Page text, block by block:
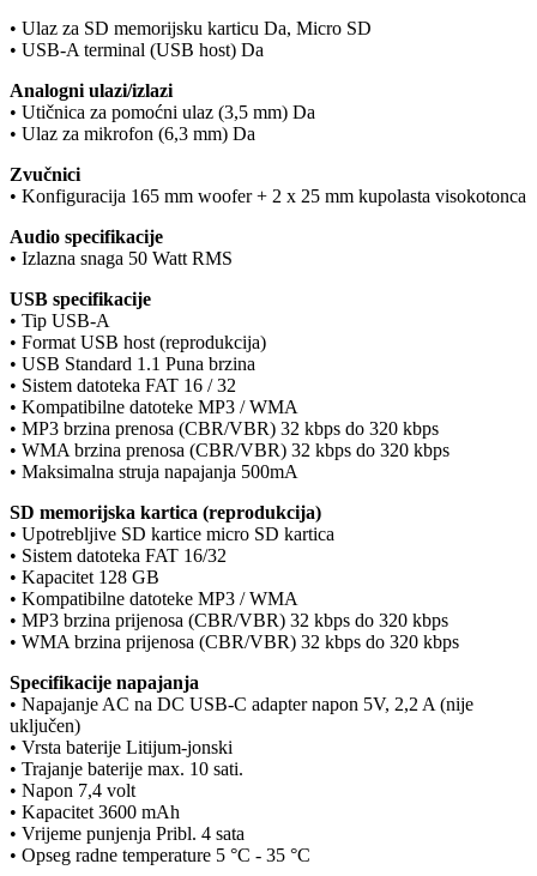
• Ulaz za SD memorijsku karticu Da, Micro SD
• USB-A terminal (USB host) Da
Analogni ulazi/izlazi
• Utičnica za pomoćni ulaz (3,5 mm) Da
• Ulaz za mikrofon (6,3 mm) Da
Zvučnici
• Konfiguracija 165 mm woofer + 2 x 25 mm kupolasta visokotonca
Audio specifikacije
• Izlazna snaga 50 Watt RMS
USB specifikacije
• Tip USB-A
• Format USB host (reprodukcija)
• USB Standard 1.1 Puna brzina
• Sistem datoteka FAT 16 / 32
• Kompatibilne datoteke MP3 / WMA
• MP3 brzina prenosa (CBR/VBR) 32 kbps do 320 kbps
• WMA brzina prenosa (CBR/VBR) 32 kbps do 320 kbps
• Maksimalna struja napajanja 500mA
SD memorijska kartica (reprodukcija)
• Upotrebljive SD kartice micro SD kartica
• Sistem datoteka FAT 16/32
• Kapacitet 128 GB
• Kompatibilne datoteke MP3 / WMA
• MP3 brzina prijenosa (CBR/VBR) 32 kbps do 320 kbps
• WMA brzina prijenosa (CBR/VBR) 32 kbps do 320 kbps
Specifikacije napajanja
• Napajanje AC na DC USB-C adapter napon 5V, 2,2 A (nije
uključen)
• Vrsta baterije Litijum-jonski
• Trajanje baterije max. 10 sati.
• Napon 7,4 volt
• Kapacitet 3600 mAh
• Vrijeme punjenja Pribl. 4 sata
• Opseg radne temperature 5 °C - 35 °C